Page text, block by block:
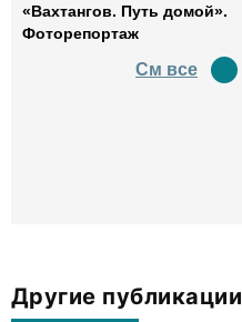
«Вахтангов. Путь домой».
Фоторепортаж
См все
Другие публикации